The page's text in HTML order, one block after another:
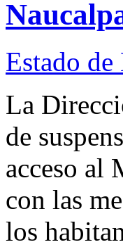
Estado
La
de
acceso al
con las
los